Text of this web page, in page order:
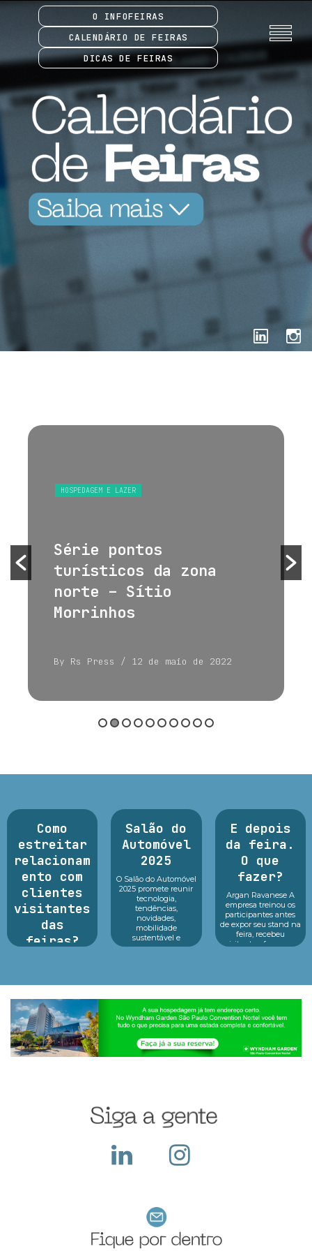
O INFOFEIRAS
CALENDÁRIO DE FEIRAS
DICAS DE FEIRAS
HOSPEDAGEM E LAZER
Série pontos
turísticos da zona
norte – Sítio
Morrinhos
By Rs Press / 12 de maio de 2022
Como
estreitar
relacionam
ento com
clientes
visitantes
das
feiras?
recebe diversos
visitantes em seu
stand, apresenta seus
produtos e serviços,
ocorre a troca de
cartões e...
Salão do
Automóvel
2025
O Salão do Automóvel
2025 promete reunir
tecnologia,
tendências,
novidades,
mobilidade
sustentável e
inovação em um só
E depois
da feira.
O que
fazer?
Argan Ravanese A
empresa treinou os
participantes antes
de expor seu stand na
feira, recebeu
visitantes, fez o seu